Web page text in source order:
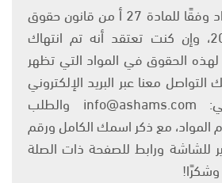
يتم الاستخدام المواد وفقًا للمادة 27 أ من قانون حقوق
التأليف والنشر 2007، وإن كنت تعتقد أنه تم انتهاك
الحقوق في المواد التي تظهر
معنا عبر البريد الإلكتروني
على العنوان التالي: info@ashams.com والطلب
المواد، مع ذكر اسمك الكامل ورقم
للشاشة ورابط للصفحة ذات الصلة